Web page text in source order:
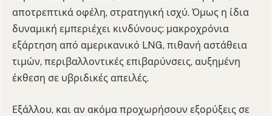
αποτρεπτικά οφέλη, στρατηγική ισχύ. Όμως η ίδια
δυναμική εμπεριέχει κινδύνους: μακροχρόνια
εξάρτηση από αμερικανικό LNG, πιθανή αστάθεια
τιμών, περιβαλλοντικές επιβαρύνσεις, αυξημένη
έκθεση σε υβριδικές απειλές.
Εξάλλου, και αν ακόμα προχωρήσουν εξορύξεις σε